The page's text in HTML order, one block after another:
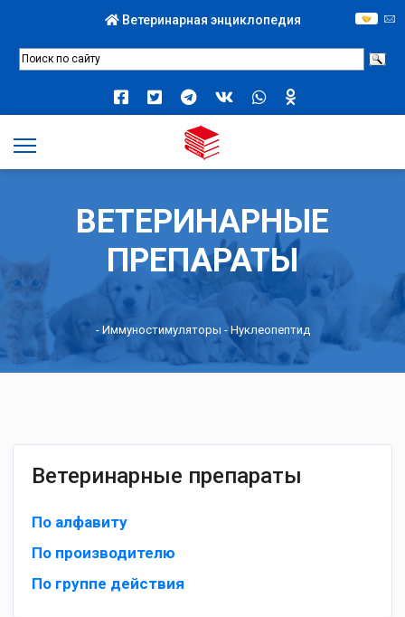
Ветеринарная энциклопедия
ВЕТЕРИНАРНЫЕ
ПРЕПАРАТЫ
- Иммуностимуляторы - Нуклеопептид
Ветеринарные препараты
По алфавиту
По производителю
По группе действия